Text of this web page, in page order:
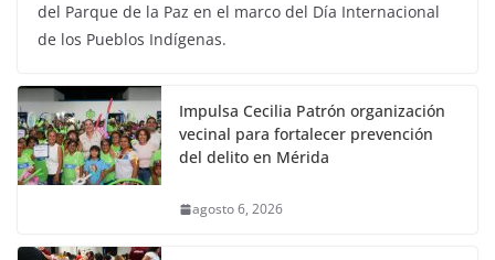
del Parque de la Paz en el marco del Día Internacional
de los Pueblos Indígenas.
Impulsa Cecilia Patrón organización
vecinal para fortalecer prevención
del delito en Mérida
agosto 6, 2026